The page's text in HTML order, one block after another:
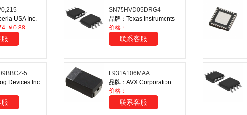
USA Inc.
￥0.88
SN75HVD05DRG4
品牌：Texas Instruments
价格：
联系客服
5
Devices Inc.
F931A106MAA
品牌：AVX Corporation
价格：
联系客服